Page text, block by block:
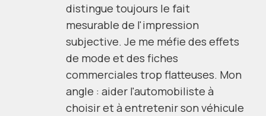
distingue toujours le fait
mesurable de l'impression
subjective. Je me méfie des effets
de mode et des fiches
commerciales trop flatteuses. Mon
angle : aider l'automobiliste à
choisir et à entretenir son véhicule